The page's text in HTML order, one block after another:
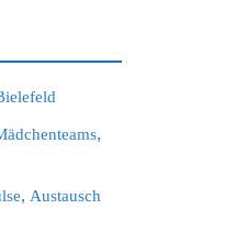
Austausch